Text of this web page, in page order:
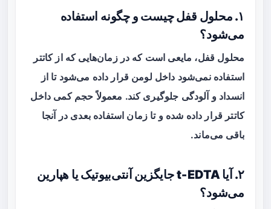
۱. محلول قفل چیست و چگونه استفاده
می‌شود؟
محلول قفل، مایعی است که در زمان‌هایی که از کاتتر
استفاده نمی‌شود داخل لومن قرار داده می‌شود تا از
انسداد و آلودگی جلوگیری کند. معمولاً حجم کمی داخل
کاتتر قرار داده شده و تا زمان استفاده بعدی در آنجا
باقی می‌ماند.
۲. آیا t‑EDTA جایگزین آنتی‌بیوتیک یا هپارین
می‌شود؟